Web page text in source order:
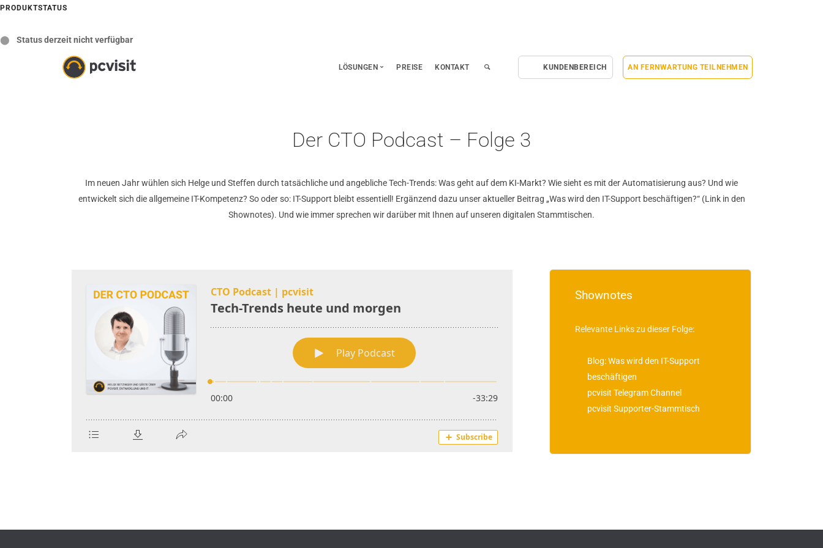
PRODUKTSTATUS
⬤ Status derzeit nicht verfügbar
LÖSUNGEN
Leistungserfassung
Ferndiagnose und Hardwaretest
PREISE KONTAKT KUNDENBEREICH AN FERNWARTUNG TEILNEHMEN
Der CTO Podcast – Folge 3
Im neuen Jahr wühlen sich Helge und Steffen durch tatsächliche und angebliche Tech-Trends: Was geht auf dem KI-Markt? Wie sieht es mit der Automatisierung aus? Und wie
entwickelt sich die allgemeine IT-Kompetenz? So oder so: IT-Support bleibt essentiell! Ergänzend dazu unser aktueller Beitrag „Was wird den IT-Support beschäftigen?“ (Link in den
Shownotes). Und wie immer sprechen wir darüber mit Ihnen auf unseren digitalen Stammtischen.
Shownotes
Relevante Links zu dieser Folge:
Blog: Was wird den IT-Support
beschäftigen
pcvisit Telegram Channel
pcvisit Supporter-Stammtisch